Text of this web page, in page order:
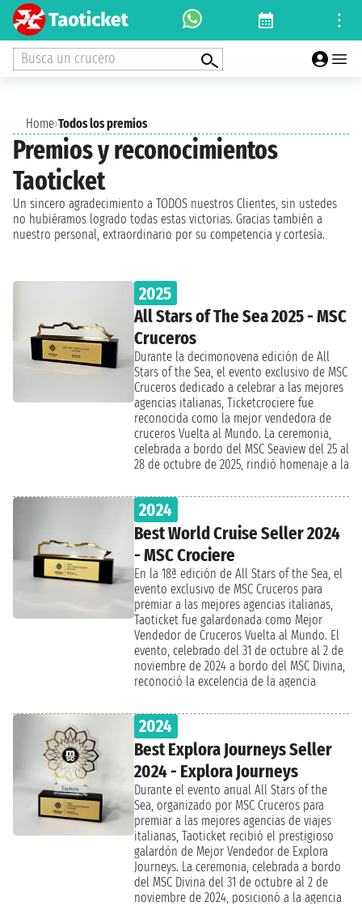
Busca un crucero
Home›Todos los premios
Premios y reconocimientos
Taoticket
Un sincero agradecimiento a TODOS nuestros Clientes, sin ustedes
no hubiéramos logrado todas estas victorias. Gracias también a
nuestro personal, extraordinario por su competencia y cortesía.
2025
All Stars of The Sea 2025 - MSC
Cruceros
Durante la decimonovena edición de All
Stars of the Sea, el evento exclusivo de MSC
Cruceros dedicado a celebrar a las mejores
agencias italianas, Ticketcrociere fue
reconocida como la mejor vendedora de
cruceros Vuelta al Mundo. La ceremonia,
celebrada a bordo del MSC Seaview del 25 al
28 de octubre de 2025, rindió homenaje a la
de los segmentos más prestigiosos del
sector de los cruceros, confirmando su
liderazgo en el mercado italiano.
2024
Best World Cruise Seller 2024
- MSC Crociere
En la 18ª edición de All Stars of the Sea, el
evento exclusivo de MSC Cruceros para
premiar a las mejores agencias italianas,
Taoticket fue galardonada como Mejor
Vendedor de Cruceros Vuelta al Mundo. El
evento, celebrado del 31 de octubre al 2 de
noviembre de 2024 a bordo del MSC Divina,
reconoció la excelencia de la agencia
viaje.
2024
Best Explora Journeys Seller
2024 - Explora Journeys
Durante el evento anual All Stars of the
Sea, organizado por MSC Cruceros para
premiar a las mejores agencias de viajes
italianas, Taoticket recibió el prestigioso
galardón de Mejor Vendedor de Explora
Journeys. La ceremonia, celebrada a bordo
del MSC Divina del 31 de octubre al 2 de
noviembre de 2024, posicionó a la agencia